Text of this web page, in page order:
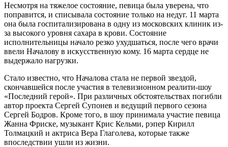
Несмотря на тяжелое состояние, певица была уверена, что
поправится, и списывала состояние только на недуг. 11 марта
она была госпитализирована в одну из московских клиник из-
за высокого уровня сахара в крови. Состояние
исполнительницы начало резко ухудшаться, после чего врачи
ввели Началову в искусственную кому. 16 марта сердце не
выдержало нагрузки.
Стало известно, что Началова стала не первой звездой,
скончавшейся после участия в телевизионном реалити-шоу
«Последний герой». При различных обстоятельствах погибли
автор проекта Сергей Супонев и ведущий первого сезона
Сергей Бодров. Кроме того, в шоу принимала участие певица
Жанна Фриске, музыкант Крис Кельми, рэпер Кирилл
Толмацкий и актриса Вера Глаголева, которые также
впоследствии ушли из жизни.